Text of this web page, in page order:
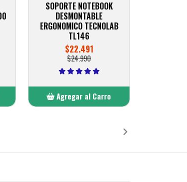
SOPORTE NOTEBOOK
DESMONTABLE
ERGONOMICO TECNOLAB
TL146
$22.491
$24.990
Agregar al Carro